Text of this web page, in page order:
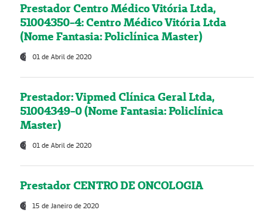
Prestador Centro Médico Vitória Ltda,
51004350-4: Centro Médico Vitória Ltda
(Nome Fantasia: Policlínica Master)
01 de Abril de 2020
Prestador: Vipmed Clínica Geral Ltda,
51004349-0 (Nome Fantasia: Policlínica
Master)
01 de Abril de 2020
Prestador CENTRO DE ONCOLOGIA
15 de Janeiro de 2020